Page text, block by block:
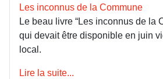
Les inconnus de la Commune
Le beau livre “Les inconnus de la
qui devait être disponible en juin
local.
Lire la suite...